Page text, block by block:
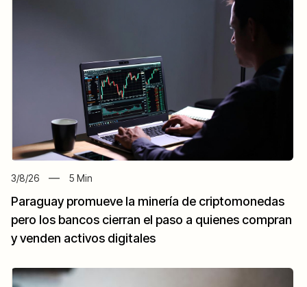
3/8/26 5 Min
Paraguay promueve la minería de criptomonedas
pero los bancos cierran el paso a quienes compran
y venden activos digitales